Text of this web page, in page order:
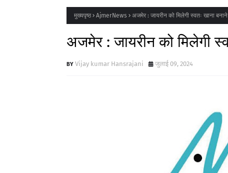
मुख्यपृष्ठ AjmerNews अजमेर : जायरीन को मिलेगी स्वतः खाना
अजमेर : जायरीन को मिलेगी
Vijay kumar Hansrajani जुलाई 09, 2024